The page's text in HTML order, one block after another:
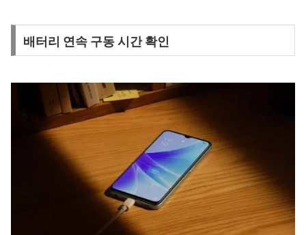
배터리 연속 구동 시간 확인